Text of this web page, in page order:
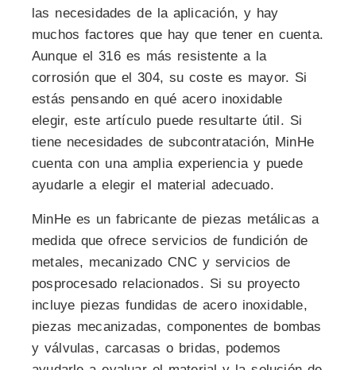
las necesidades de la aplicación, y hay
muchos factores que hay que tener en cuenta.
Aunque el 316 es más resistente a la
corrosión que el 304, su coste es mayor. Si
estás pensando en qué acero inoxidable
elegir, este artículo puede resultarte útil. Si
tiene necesidades de subcontratación, MinHe
cuenta con una amplia experiencia y puede
ayudarle a elegir el material adecuado.
MinHe es un fabricante de piezas metálicas a
medida que ofrece servicios de fundición de
metales, mecanizado CNC y servicios de
posprocesado relacionados. Si su proyecto
incluye piezas fundidas de acero inoxidable,
piezas mecanizadas, componentes de bombas
y válvulas, carcasas o bridas, podemos